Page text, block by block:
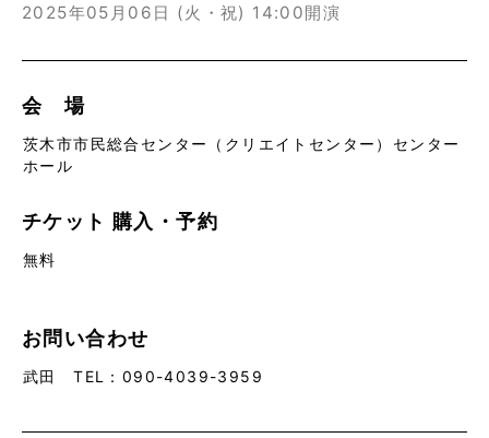
2025年05月06日 (火・祝) 14:00開演
会 場
茨木市市民総合センター（クリエイトセンター）センター
ホール
チケット 購入・予約
無料
お問い合わせ
武田 TEL：090-4039-3959